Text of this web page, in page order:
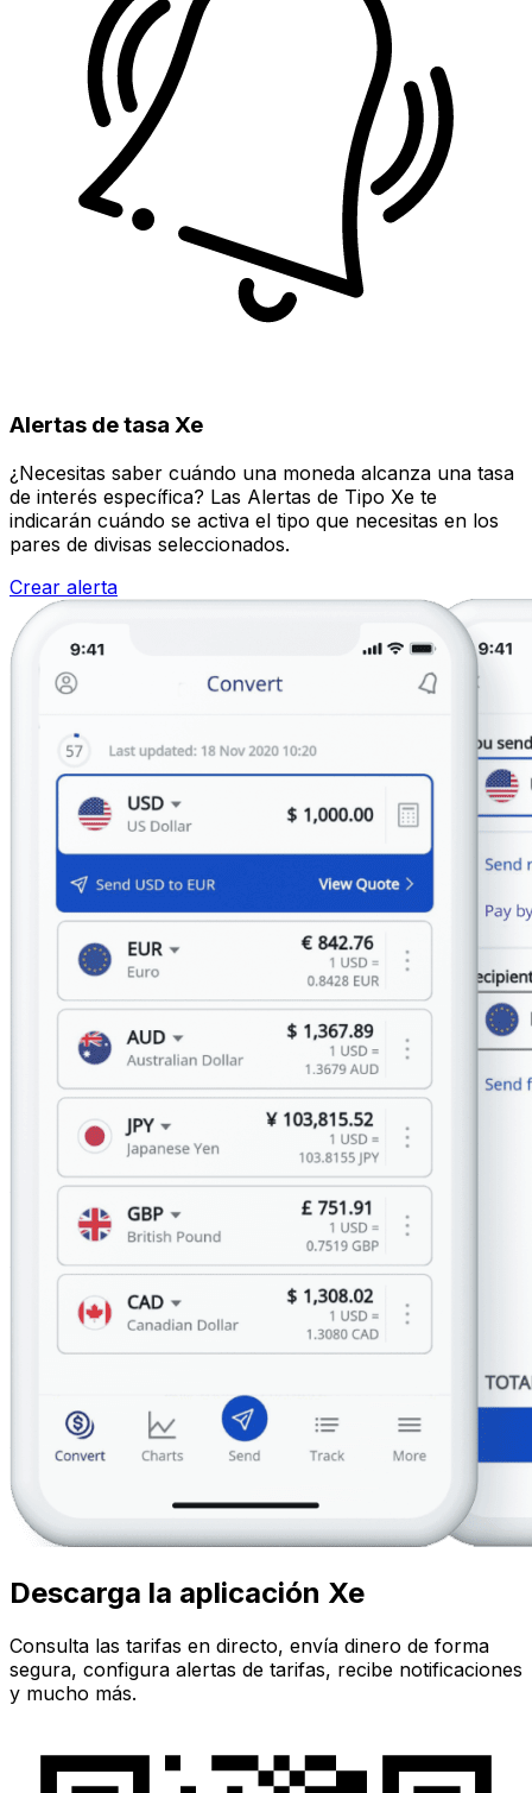
Alertas de tasa Xe
¿Necesitas saber cuándo una moneda alcanza una tasa
de interés específica? Las Alertas de Tipo Xe te
indicarán cuándo se activa el tipo que necesitas en los
pares de divisas seleccionados.
Crear alerta
Descarga la aplicación Xe
Consulta las tarifas en directo, envía dinero de forma
segura, configura alertas de tarifas, recibe notificaciones
y mucho más.